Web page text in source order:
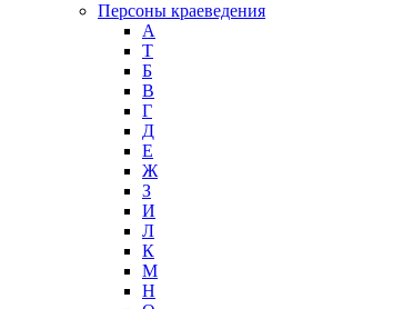
Персоны краеведения
А
T
Б
В
Г
Д
Е
Ж
З
И
Л
К
М
Н